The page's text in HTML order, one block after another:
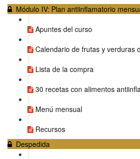
Módulo IV: Plan antiinflamatorio
Apuntes del curso
Calendario de frutas y verduras
Lista de la compra
30 recetas con alimentos
Menú mensual
Recursos
Despedida